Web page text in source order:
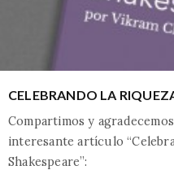
CELEBRANDO LA
Compartimos y
interesante artículo
Shakespeare”: